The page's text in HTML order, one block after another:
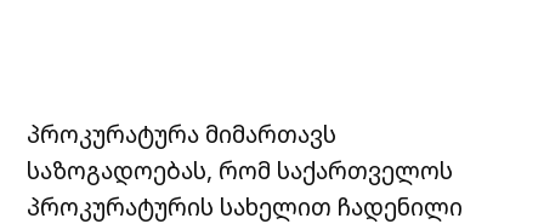
პროკურატურა მიმართავს
საზოგადოებას, რომ საქართველოს
პროკურატურის სახელით ჩადენილი